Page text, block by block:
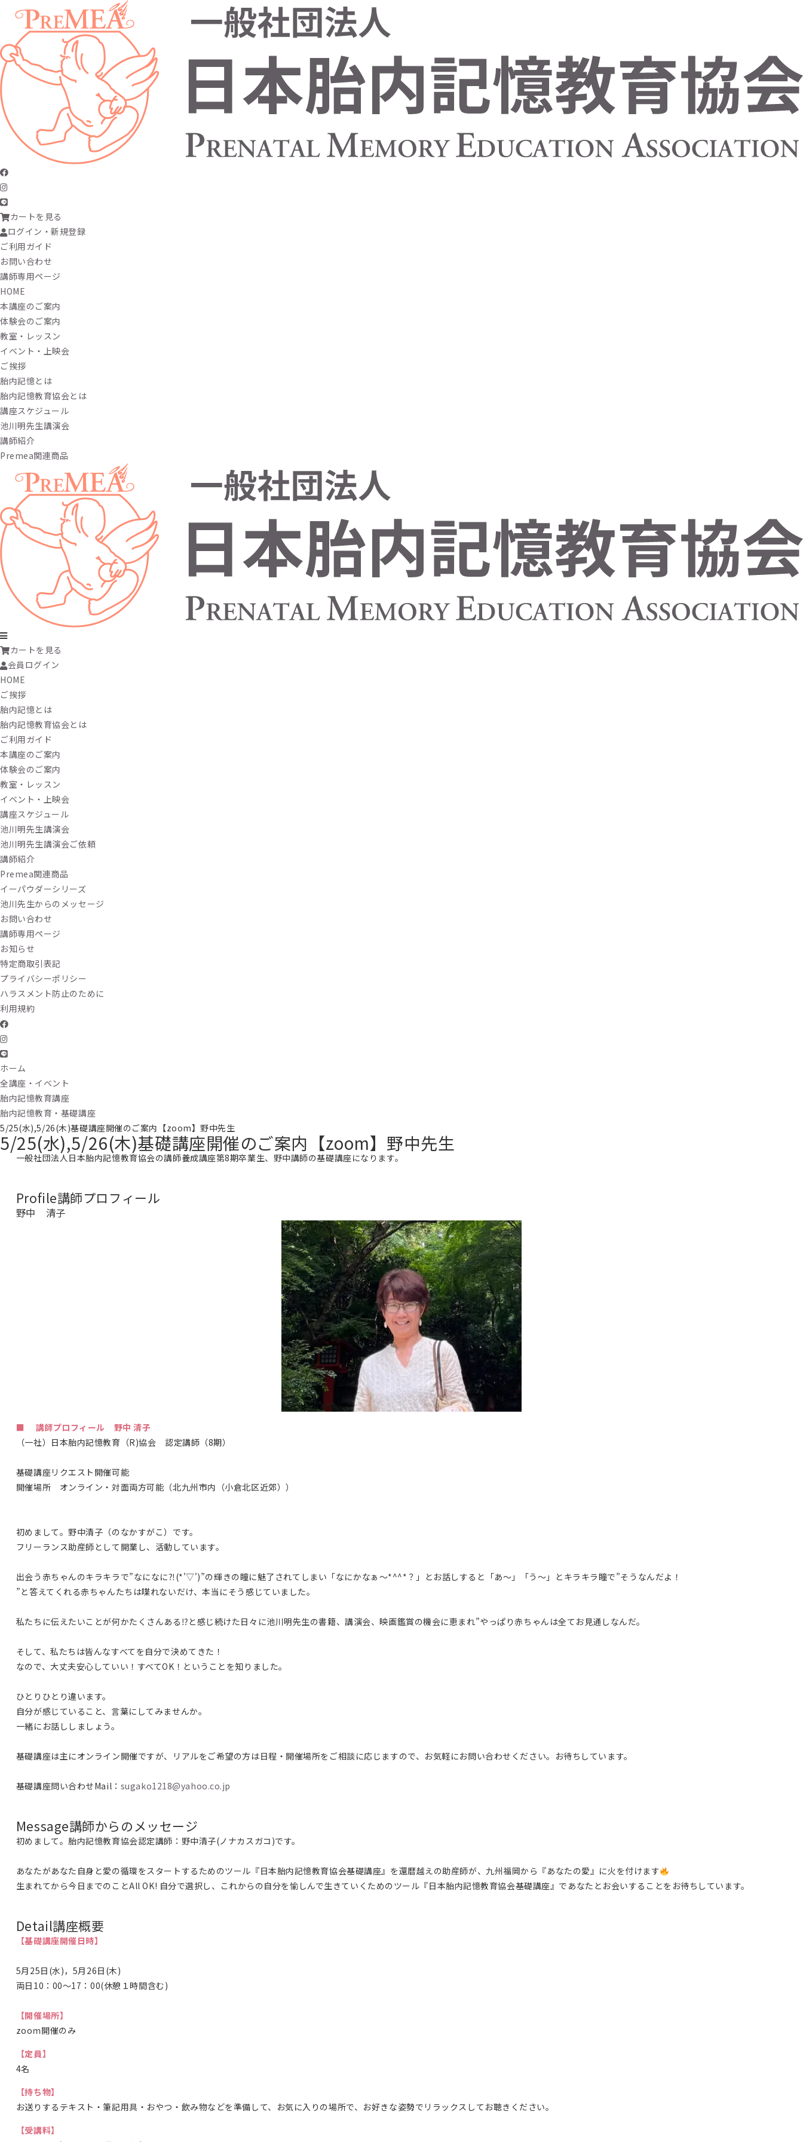
カートを見る
ログイン・新規登録
ご利用ガイド
お問い合わせ
講師専用ページ
HOME
本講座のご案内
体験会のご案内
教室・レッスン
イベント・上映会
ご挨拶
胎内記憶とは
胎内記憶教育協会とは
講座スケジュール
池川明先生講演会
講師紹介
Premea関連商品
カートを見る
会員ログイン
HOME
ご挨拶
胎内記憶とは
胎内記憶教育協会とは
ご利用ガイド
本講座のご案内
体験会のご案内
教室・レッスン
イベント・上映会
講座スケジュール
池川明先生講演会
池川明先生講演会ご依頼
講師紹介
Premea関連商品
イーパウダーシリーズ
池川先生からのメッセージ
お問い合わせ
講師専用ページ
お知らせ
特定商取引表記
プライバシーポリシー
ハラスメント防止のために
利用規約
ホーム
全講座・イベント
胎内記憶教育講座
胎内記憶教育・基礎講座
5/25(水),5/26(木)基礎講座開催のご案内【zoom】野中先生
5/25(水),5/26(木)基礎講座開催のご案内【zoom】野中先生
一般社団法人日本胎内記憶教育協会の講師養成講座第8期卒業生、野中講師の基礎講座になります。
Profile講師プロフィール
野中 清子
■ 講師プロフィール 野中 清子
（一社）日本胎内記憶教育（R)協会 認定講師（8期）
基礎講座リクエスト開催可能
開催場所 オンライン・対面両方可能（北九州市内（小倉北区近郊））
初めまして。野中清子（のなかすがこ）です。
フリーランス助産師として開業し、活動しています。
出会う赤ちゃんのキラキラで”なになに⁈(*'▽')”の輝きの瞳に魅了されてしまい「なにかなぁ～*^^*？」とお話しすると 「あ～」「う～」とキラキラ瞳で”そうなんだよ！
”と答えてくれる赤ちゃんたちは喋れないだけ、本当にそう感じて いました。
私たちに伝えたいことが何かたくさんある⁉と感じ続けた日々に池川明先生の書籍、講演会、映画鑑賞の機会に恵まれ”やっぱり赤ち ゃんは全てお見通しなんだ。
そして、私たちは皆んなすべてを自分で決めてきた！
なので、大丈夫安心していい！すべてOK！ということを知りまし た。
ひとりひとり違います。
自分が感じていること、言葉にしてみませんか。
一緒にお話ししましょう。
基礎講座は主にオンライン開催ですが、リアルをご希望の方は日程 ・開催場所をご相談に応じますので、お気軽にお問い合わせください。お待ちしています。
基礎講座問い合わせMail： sugako1218@yahoo.co.jp
Message講師からのメッセージ
初めまして。胎内記憶教育協会認定講師：野中清子(ノナカスガコ)です。
あなたがあなた自身と愛の循環をスタートするためのツール『日本胎内記憶教育協会基礎講座』を還暦越えの助産師が、九州福岡から『あなたの愛』に火を付けます
生まれてから今日までのことAll OK! 自分で選択し、これからの自分を愉しんで生きていくためのツール『日本胎内記憶教育協会基礎講座』であなたとお会いすることをお待ちしています。
Detail講座概要
【基礎講座開催日時】
5月25日(水)，5月26日(木)
両日10：00～17：00(休憩１時間含む)
【開催場所】
zooｍ開催のみ
【定員】
4名
【持ち物】
お送りするテキスト・筆記用具・おやつ・飲み物などを準備して、お気に入りの場所で、お好きな姿勢でリラックスしてお聴きください。
【受講料】